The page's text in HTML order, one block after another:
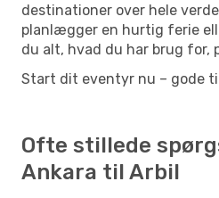
destinationer over hele
planlægger en hurtig ferie
du alt, hvad du har brug for,
Start dit eventyr nu – gode
Ofte stillede
Ankara til Arbil